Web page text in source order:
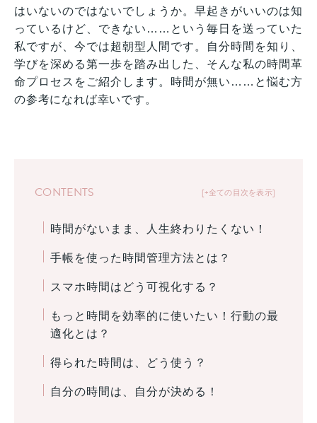
はいないのではないでしょうか。早起きがいいのは知
っているけど、できない……という毎日を送っていた
私ですが、今では超朝型人間です。自分時間を知り、
学びを深める第一歩を踏み出した、そんな私の時間革
命プロセスをご紹介します。時間が無い……と悩む方
の参考になれば幸いです。
+全ての目次を表示
CONTENTS
時間がないまま、人生終わりたくない！
手帳を使った時間管理方法とは？
スマホ時間はどう可視化する？
もっと時間を効率的に使いたい！行動の最
適化とは？
得られた時間は、どう使う？
自分の時間は、自分が決める！